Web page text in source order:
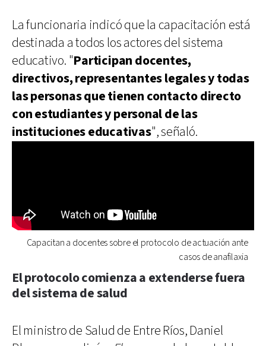
La funcionaria indicó que la capacitación está
destinada a todos los actores del sistema
educativo. "Participan docentes,
directivos, representantes legales y todas
las personas que tienen contacto directo
con estudiantes y personal de las
instituciones educativas", señaló.
Capacitan a docentes sobre el protocolo de actuación ante
casos de anafilaxia
El protocolo comienza a extenderse fuera
del sistema de salud
El ministro de Salud de Entre Ríos, Daniel